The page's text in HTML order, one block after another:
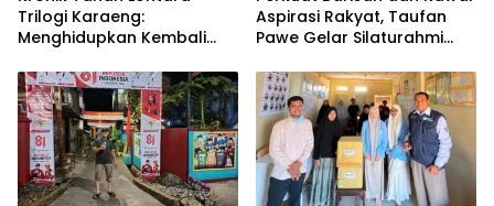
Trilogi Karaeng:
Menghidupkan Kembali
Tanah Makassar Melalui
Sastra
Aspirasi Rakyat, Taufan
Pawe Gelar Silaturahmi
Parepare